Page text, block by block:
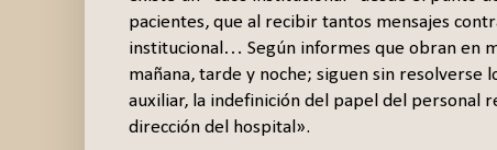
pacientes, que al recibir tantos mensajes
institucional… Según informes que obran en
mañana, tarde y noche; siguen sin resolverse
auxiliar, la indefinición del papel del personal
dirección del hospital».